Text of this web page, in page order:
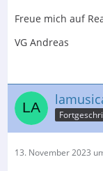
Freue mich auf
VG Andreas
13. November 2023